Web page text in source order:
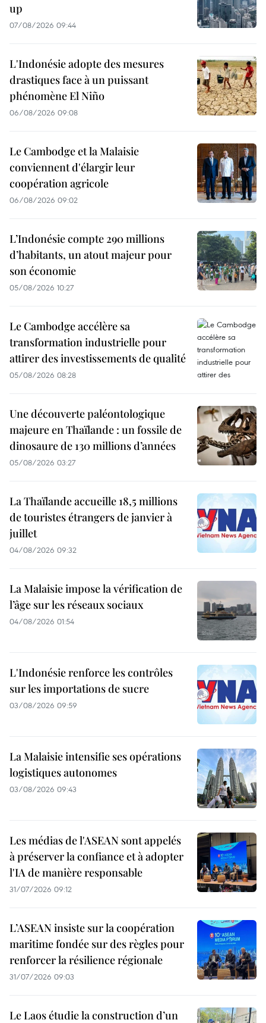
up
07/08/2026 09:44
L'Indonésie adopte des mesures
drastiques face à un puissant
phénomène El Niño
06/08/2026 09:08
Le Cambodge et la Malaisie
conviennent d'élargir leur
coopération agricole
06/08/2026 09:02
L’Indonésie compte 290 millions
d’habitants, un atout majeur pour
son économie
05/08/2026 10:27
Le Cambodge accélère sa
transformation industrielle pour
attirer des investissements de qualité
05/08/2026 08:28
Une découverte paléontologique
majeure en Thaïlande : un fossile de
dinosaure de 130 millions d’années
05/08/2026 03:27
La Thaïlande accueille 18,5 millions
de touristes étrangers de janvier à
juillet
04/08/2026 09:32
La Malaisie impose la vérification de
l’âge sur les réseaux sociaux
04/08/2026 01:54
L'Indonésie renforce les contrôles
sur les importations de sucre
03/08/2026 09:59
La Malaisie intensifie ses opérations
logistiques autonomes
03/08/2026 09:43
Les médias de l'ASEAN sont appelés
à préserver la confiance et à adopter
l'IA de manière responsable
31/07/2026 09:12
L’ASEAN insiste sur la coopération
maritime fondée sur des règles pour
renforcer la résilience régionale
31/07/2026 09:03
Le Laos étudie la construction d’un